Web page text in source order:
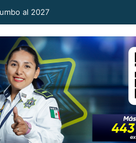
al 2027